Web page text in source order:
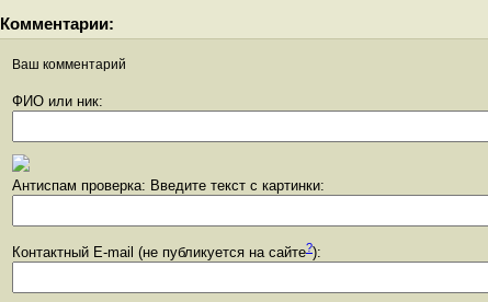
Комментарии:
Ваш комментарий
ФИО или ник:
Антиспам проверка: Введите текст с картинки:
Контактный E-mail (не публикуется на сайте?):